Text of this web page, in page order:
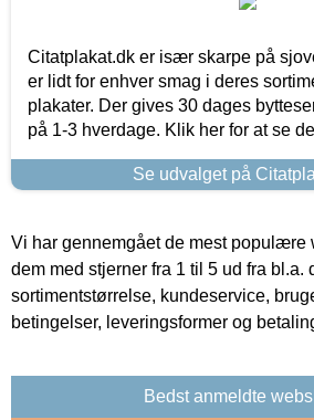
Citatplakat.dk er især skarpe på
er lidt for enhver smag i deres
plakater. Der gives 30 dages
på 1-3 hverdage. Klik her for at se
Se udvalget på
Vi har gennemgået de mest populære
dem med stjerner fra 1 til 5 ud fra bl.a.
sortimentstørrelse, kundeservice,
betingelser, leveringsformer og
Bedst anmeldte